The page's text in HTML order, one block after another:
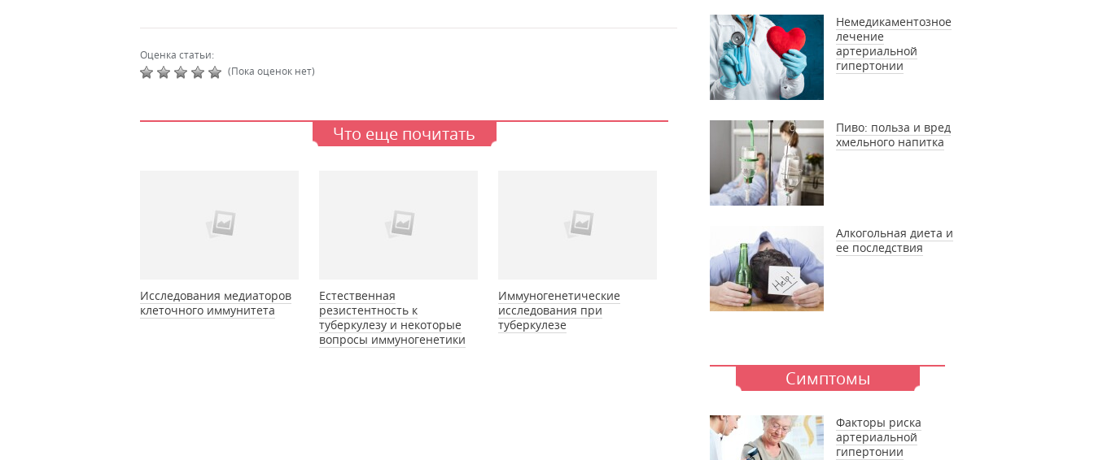
Оценка статьи:
(Пока оценок нет)
Что еще почитать
Исследования медиаторов
клеточного иммунитета
Естественная
резистентность к
туберкулезу и некоторые
вопросы иммуногенетики
Иммуногенетические
исследования при
туберкулезе
Немедикаментозное
лечение
артериальной
гипертонии
Пиво: польза и вред
хмельного напитка
Алкогольная диета и
ее последствия
Симптомы
Факторы риска
артериальной
гипертонии